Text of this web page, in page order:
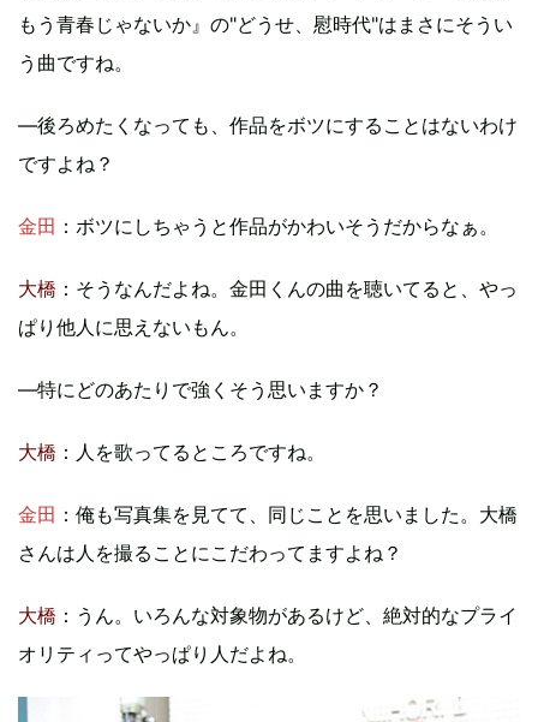
もう青春じゃないか』の"どうせ、慰時代"はまさにそうい
う曲ですね。
―後ろめたくなっても、作品をボツにすることはないわけ
ですよね？
金田 ：ボツにしちゃうと作品がかわいそうだからなぁ。
大橋 ：そうなんだよね。金田くんの曲を聴いてると、やっ
ぱり他人に思えないもん。
―特にどのあたりで強くそう思いますか？
大橋 ：人を歌ってるところですね。
金田 ：俺も写真集を見てて、同じことを思いました。大橋
さんは人を撮ることにこだわってますよね？
大橋 ：うん。いろんな対象物があるけど、絶対的なプライ
オリティってやっぱり人だよね。